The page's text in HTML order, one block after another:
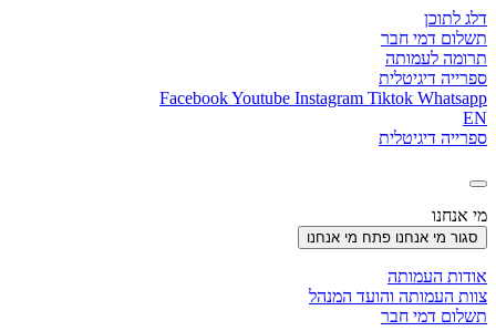
דלג לתוכן
תשלום דמי חבר
תרומה לעמותה
ספרייה דיגיטלית
FacebookYoutube Instagram Tiktok Whatsapp
EN
ספרייה דיגיטלית
מי אנחנו
סגור מי אנחנו פתח מי אנחנו
אודות העמותה
צוות העמותה והועד המנהל
תשלום דמי חבר